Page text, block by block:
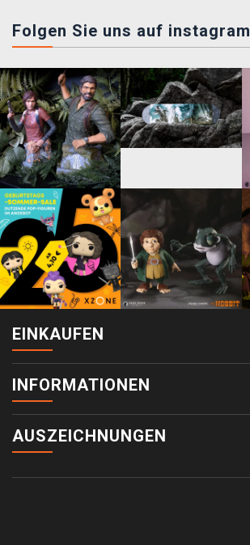
Folgen Sie uns auf instagram
EINKAUFEN
INFORMATIONEN
AUSZEICHNUNGEN